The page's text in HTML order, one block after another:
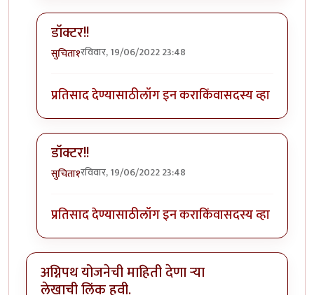
डॉक्टर!!
सुचिता१रविवार, 19/06/2022 23:48
प्रतिसाद देण्यासाठीलॉग इन कराकिंवासदस्य व्हा
डॉक्टर!!
सुचिता१रविवार, 19/06/2022 23:48
प्रतिसाद देण्यासाठीलॉग इन कराकिंवासदस्य व्हा
अग्निपथ योजनेची माहिती देणा ऱ्या